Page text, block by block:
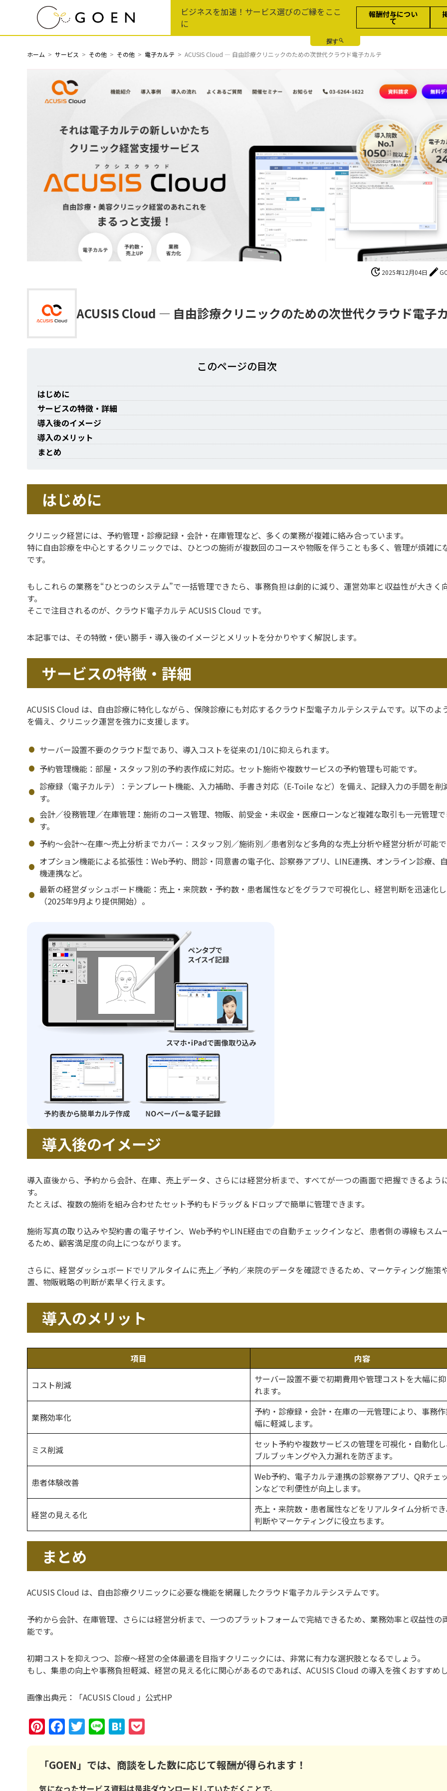
ビジネスを加速！サービス選びのご縁をここ
に
報酬付与につい
て
ホーム サービス その他 その他 電子カルテ ACUSIS Cloud — 自由診療クリニックのための次世代クラウド電子カルテ
update 2025年12月04日 edit
ACUSIS Cloud — 自由診療クリニックのための次世代クラウド電子
このページの⽬次
はじめに
サービスの特徴・詳細
導入後のイメージ
導入のメリット
まとめ
はじめに
クリニック経営には、予約管理・診療記録・会計・在庫管理など、多くの業務が複雑に絡み合っています。
特に自由診療を中心とするクリニックでは、ひとつの施術が複数回のコースや物販を伴うことも多く、管理が煩雑に
です。
もしこれらの業務を“ひとつのシステム”で一括管理できたら、事務負担は劇的に減り、運営効率と収益性が大きく
す。
そこで注目されるのが、クラウド電子カルテ ACUSIS Cloud です。
本記事では、その特徴・使い勝手・導入後のイメージとメリットを分かりやすく解説します。
サービスの特徴・詳細
ACUSIS Cloud は、自由診療に特化しながら、保険診療にも対応するクラウド型電子カルテシステムです。以下のよ
を備え、クリニック運営を強力に支援します。
サーバー設置不要のクラウド型であり、導入コストを従来の1/10に抑えられます。
予約管理機能：部屋・スタッフ別の予約表作成に対応。セット施術や複数サービスの予約管理も可能です。
診療録（電子カルテ）：テンプレート機能、入力補助、手書き対応（E-Toile など）を備え、記録入力の手間を削
す。
会計／役務管理／在庫管理：施術のコース管理、物販、前受金・未収金・医療ローンなど複雑な取引も一元管理で
す。
予約〜会計〜在庫〜売上分析までカバー：スタッフ別／施術別／患者別など多角的な売上分析や経営分析が可能で
オプション機能による拡張性：Web予約、問診・同意書の電子化、診察券アプリ、LINE連携、オンライン診療、
機連携など。
最新の経営ダッシュボード機能：売上・来院数・予約数・患者属性などをグラフで可視化し、経営判断を迅速化
（2025年9月より提供開始）。
導入後のイメージ
導入直後から、予約から会計、在庫、売上データ、さらには経営分析まで、すべてが一つの画面で把握できるよう
す。
たとえば、複数の施術を組み合わせたセット予約もドラッグ＆ドロップで簡単に管理できます。
施術写真の取り込みや契約書の電子サイン、Web予約やLINE経由での自動チェックインなど、患者側の導線もスム
るため、顧客満足度の向上につながります。
さらに、経営ダッシュボードでリアルタイムに売上／予約／来院のデータを確認できるため、マーケティング施策
置、物販戦略の判断が素早く行えます。
導入のメリット
項目 内容
コスト削減
サーバー設置不要で初期費用や管理コストを大幅に
れます。
業務効率化
予約・診療録・会計・在庫の一元管理により、事務
幅に軽減します。
ミス削減
セット予約や複数サービスの管理を可視化・自動化
ブルブッキングや入力漏れを防ぎます。
患者体験改善
Web予約、電子カルテ連携の診察券アプリ、QRチェ
ンなどで利便性が向上します。
経営の見える化
売上・来院数・患者属性などをリアルタイム分析で
判断やマーケティングに役立ちます。
まとめ
ACUSIS Cloud は、自由診療クリニックに必要な機能を網羅したクラウド電子カルテシステムです。
予約から会計、在庫管理、さらには経営分析まで、一つのプラットフォームで完結できるため、業務効率と収益性の
能です。
初期コストを抑えつつ、診療〜経営の全体最適を目指すクリニックには、非常に有力な選択肢となるでしょう。
もし、集患の向上や事務負担軽減、経営の見える化に関心があるのであれば、ACUSIS Cloud の導入を強くおすすめし
画像出典元：「ACUSIS Cloud 」公式HP
Pinterest
Facebook
Twitter
LineHatena
「GOEN」では、商談をした数に応じて報酬が得られます！